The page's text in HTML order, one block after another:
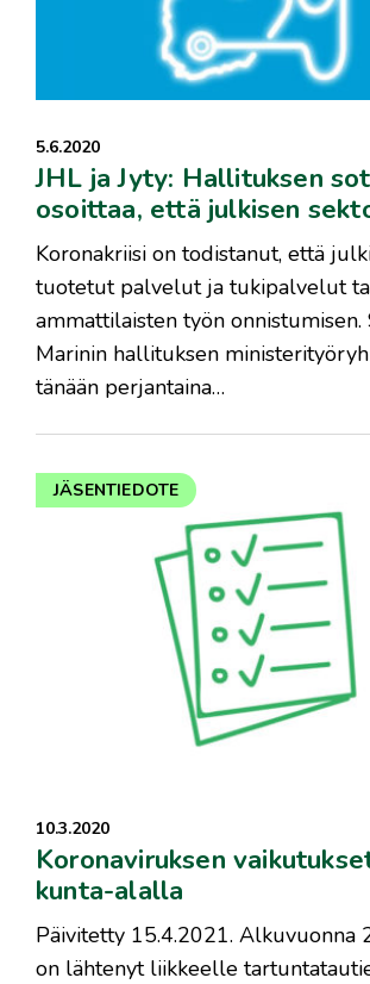
5.6.2020
JHL ja Jyty: Hallituksen
osoittaa, että julkisen
Koronakriisi on todistanut, että
tuotetut palvelut ja tukipalvelut
ammattilaisten työn onnistumisen.
Marinin hallituksen
tänään perjantaina…
JÄSENTIEDOTE
10.3.2020
Koronaviruksen
kunta-alalla
Päivitetty 15.4.2021. Alkuvuonna
on lähtenyt liikkeelle